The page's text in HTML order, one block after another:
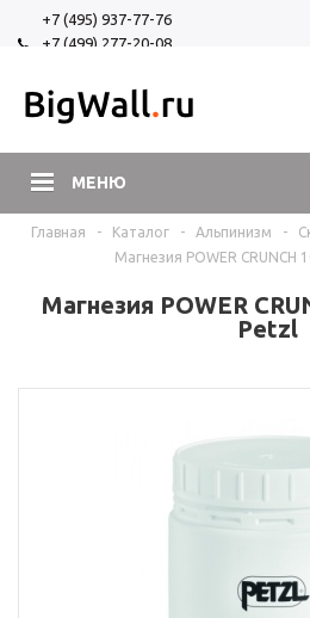
+7 (495) 937-77-76
+7 (499) 277-20-08
МЕНЮ
Главная - Каталог - Альпинизм -
Магнезия POWER CRUNCH
Магнезия POWER
Petzl